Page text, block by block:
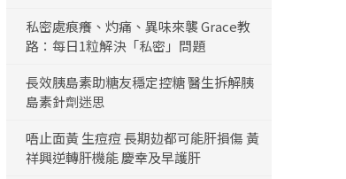
私密處痕癢、灼痛、異味來襲 Grace教
路：每日1粒解決「私密」問題
長效胰島素助糖友穩定控糖 醫生拆解胰
島素針劑迷思
唔止面黃 生痘痘 長期攰都可能肝損傷 黃
祥興逆轉肝機能 慶幸及早護肝